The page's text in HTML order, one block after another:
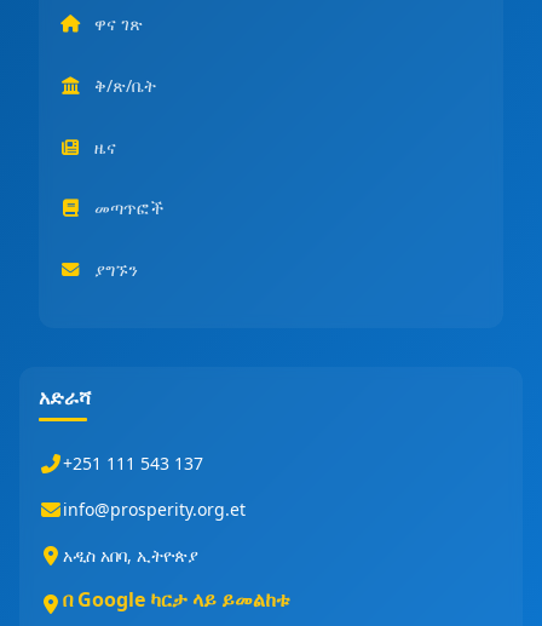
ዋና ገጽ
ቅ/ጽ/ቤት
ዜና
መጣጥፎች
ያግኙን
አድራሻ
+251 111 543 137
info@prosperity.org.et
አዲስ አበባ, ኢትዮጵያ
በ Google ካርታ ላይ ይመልከቱ